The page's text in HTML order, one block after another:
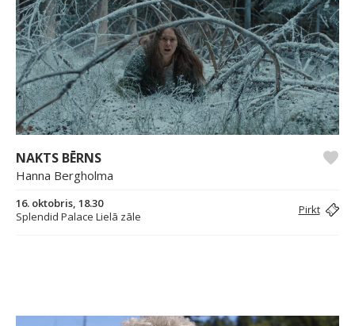
NAKTS BĒRNS
Hanna Bergholma
16. oktobris, 18.30
Splendid Palace Lielā zāle
Pirkt